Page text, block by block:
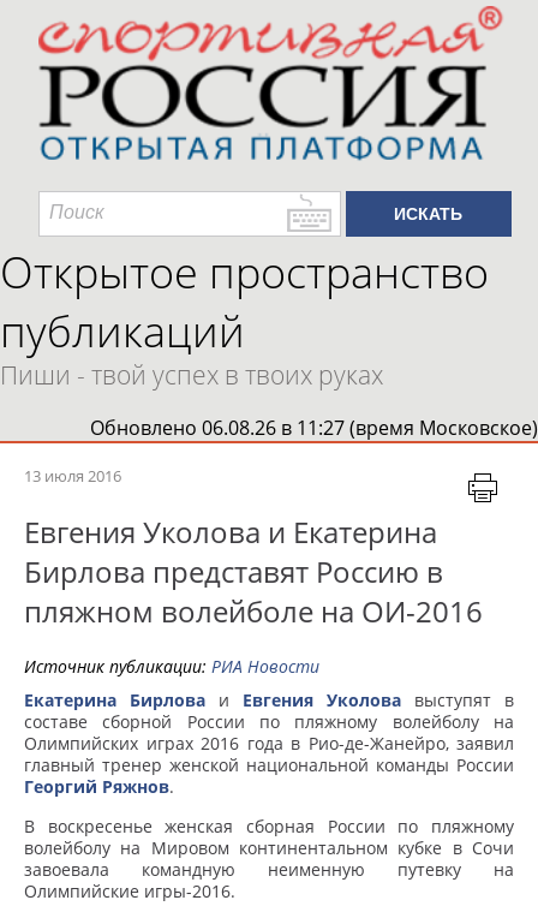
Открытое пространство
публикаций
Пиши - твой успех в твоих руках
Обновлено 06.08.26 в 11:27 (время Московское)
13 июля 2016
Евгения Уколова и Екатерина
Бирлова представят Россию в
пляжном волейболе на ОИ-2016
Источник публикации: РИА Новости
Екатерина Бирлова и Евгения Уколова выступят в
составе сборной России по пляжному волейболу на
Олимпийских играх 2016 года в Рио-де-Жанейро, заявил
главный тренер женской национальной команды России
Георгий Ряжнов.
В воскресенье женская сборная России по пляжному
волейболу на Мировом континентальном кубке в Сочи
завоевала командную неименную путевку на
Олимпийские игры-2016.